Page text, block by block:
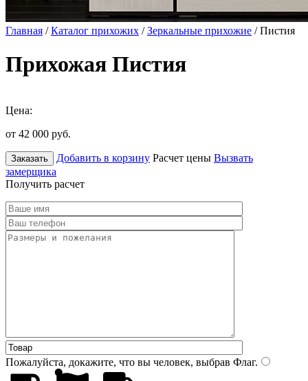
Главная /Каталог прихожих /Зеркальные прихожие / Пистия
Прихожая Пистия
Цена:
от 42 000 руб.
Заказать Добавить в корзину Расчет цены Вызвать
замерщика
Получить расчет
Пожалуйста, докажите, что вы человек, выбрав Флаг.